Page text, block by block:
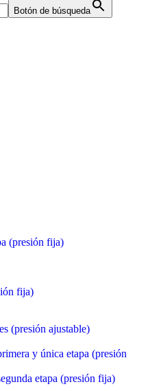
Botón de búsqueda
(presión fija)
fija)
(presión ajustable)
y única etapa (presión
etapa (presión fija)